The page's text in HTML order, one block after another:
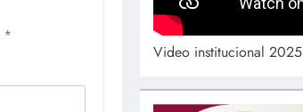
*
Video institucional 2025